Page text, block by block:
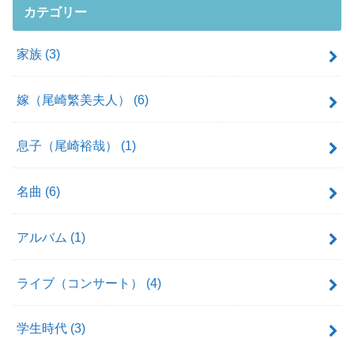
カテゴリー
家族 (3)
嫁（尾崎繁美夫人） (6)
息子（尾崎裕哉） (1)
名曲 (6)
アルバム (1)
ライブ（コンサート） (4)
学生時代 (3)